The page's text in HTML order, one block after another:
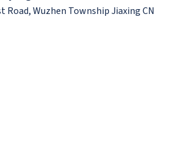
Road, Wuzhen Township Jiaxing CN